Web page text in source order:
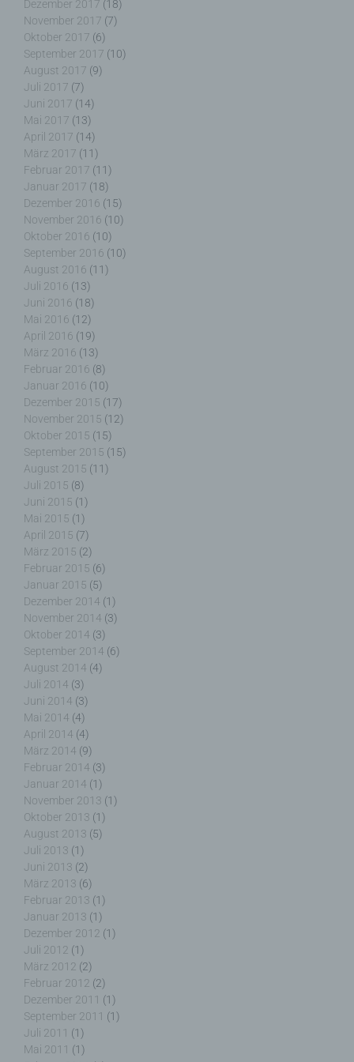
Dezember 2017 (18)
November 2017 (7)
Oktober 2017 (6)
September 2017 (10)
August 2017 (9)
Juli 2017 (7)
Juni 2017 (14)
Mai 2017 (13)
April 2017 (14)
März 2017 (11)
Februar 2017 (11)
Januar 2017 (18)
Dezember 2016 (15)
November 2016 (10)
Oktober 2016 (10)
September 2016 (10)
August 2016 (11)
Juli 2016 (13)
Juni 2016 (18)
Mai 2016 (12)
April 2016 (19)
März 2016 (13)
Februar 2016 (8)
Januar 2016 (10)
Dezember 2015 (17)
November 2015 (12)
Oktober 2015 (15)
September 2015 (15)
August 2015 (11)
Juli 2015 (8)
Juni 2015 (1)
Mai 2015 (1)
April 2015 (7)
März 2015 (2)
Februar 2015 (6)
Januar 2015 (5)
Dezember 2014 (1)
November 2014 (3)
Oktober 2014 (3)
September 2014 (6)
August 2014 (4)
Juli 2014 (3)
Juni 2014 (3)
Mai 2014 (4)
April 2014 (4)
März 2014 (9)
Februar 2014 (3)
Januar 2014 (1)
November 2013 (1)
Oktober 2013 (1)
August 2013 (5)
Juli 2013 (1)
Juni 2013 (2)
März 2013 (6)
Februar 2013 (1)
Januar 2013 (1)
Dezember 2012 (1)
Juli 2012 (1)
März 2012 (2)
Februar 2012 (2)
Dezember 2011 (1)
September 2011 (1)
Juli 2011 (1)
Mai 2011 (1)
beziehen, zu bewerten, insbesondere, um Aspekte
bezüglich Arbeitsleistung, wirtschaftlicher Lage,
Gesundheit, persönlicher Vorlieben, Interessen,
Zuverlässigkeit, Verhalten, Aufenthaltsort oder
Ortswechsel dieser natürlichen Person zu
analysieren oder vorherzusagen.
f) Pseudonymisierung
Pseudonymisierung ist die Verarbeitung
personenbezogener Daten in einer Weise, auf
welche die personenbezogenen Daten ohne
Hinzuziehung zusätzlicher Informationen nicht
mehr einer spezifischen betroffenen Person
zugeordnet werden können, sofern diese
zusätzlichen Informationen gesondert aufbewahrt
werden und technischen und organisatorischen
Maßnahmen unterliegen, die gewährleisten, dass
die personenbezogenen Daten nicht einer
identifizierten oder identifizierbaren natürlichen
Person zugewiesen werden.
g) Verantwortlicher oder für die Verarbeitung
Verantwortlicher
Verantwortlicher oder für die Verarbeitung
Verantwortlicher ist die natürliche oder juristische
Person, Behörde, Einrichtung oder andere Stelle,
die allein oder gemeinsam mit anderen über die
Zwecke und Mittel der Verarbeitung von
personenbezogenen Daten entscheidet. Sind die
Zwecke und Mittel dieser Verarbeitung durch das
Unionsrecht oder das Recht der Mitgliedstaaten
vorgegeben, so kann der Verantwortliche
beziehungsweise können die bestimmten Kriterien
seiner Benennung nach dem Unionsrecht oder
dem Recht der Mitgliedstaaten vorgesehen
werden.
h) Auftragsverarbeiter
Auftragsverarbeiter ist eine natürliche oder
juristische Person, Behörde, Einrichtung oder
andere Stelle, die personenbezogene Daten im
Auftrag des Verantwortlichen verarbeitet.
i) Empfänger
Empfänger ist eine natürliche oder juristische
Person, Behörde, Einrichtung oder andere Stelle,
der personenbezogene Daten offengelegt werden,
unabhängig davon, ob es sich bei ihr um einen
Dritten handelt oder nicht. Behörden, die im
Rahmen eines bestimmten Untersuchungsauftrags